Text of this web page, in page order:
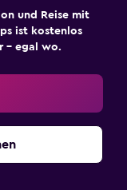
und Reise mit
ist kostenlos
– egal wo.